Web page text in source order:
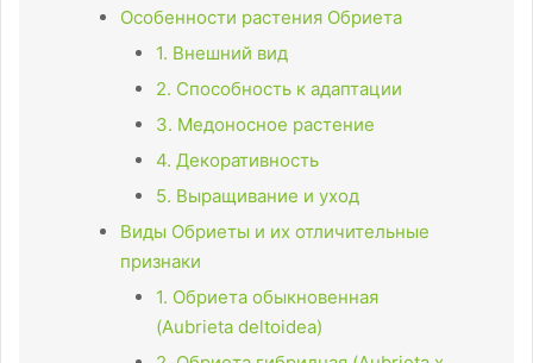
Особенности растения Обриета
1. Внешний вид
2. Способность к адаптации
3. Медоносное растение
4. Декоративность
5. Выращивание и уход
Виды Обриеты и их отличительные
признаки
1. Обриета обыкновенная
(Aubrieta deltoidea)